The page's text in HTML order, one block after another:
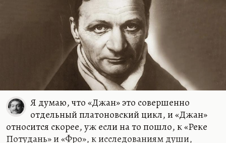
Я думаю, что «Джан» это совершенно
отдельный платоновский цикл, и «Джан»
относится скорее, уж если на то пошло, к «Реке
Потудань» и «Фро», к исследованиям души,